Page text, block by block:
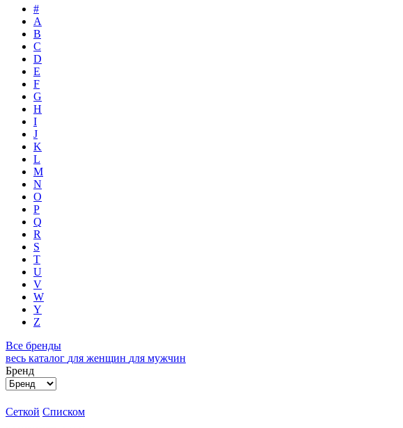
#
A
B
C
D
E
F
G
H
I
J
K
L
M
N
O
P
Q
R
S
T
U
V
W
Y
Z
Все бренды
весь каталог для женщин для мужчин
Бренд
Сеткой Списком